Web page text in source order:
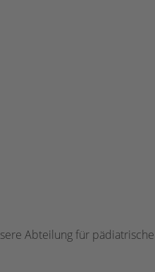
Abteilung für